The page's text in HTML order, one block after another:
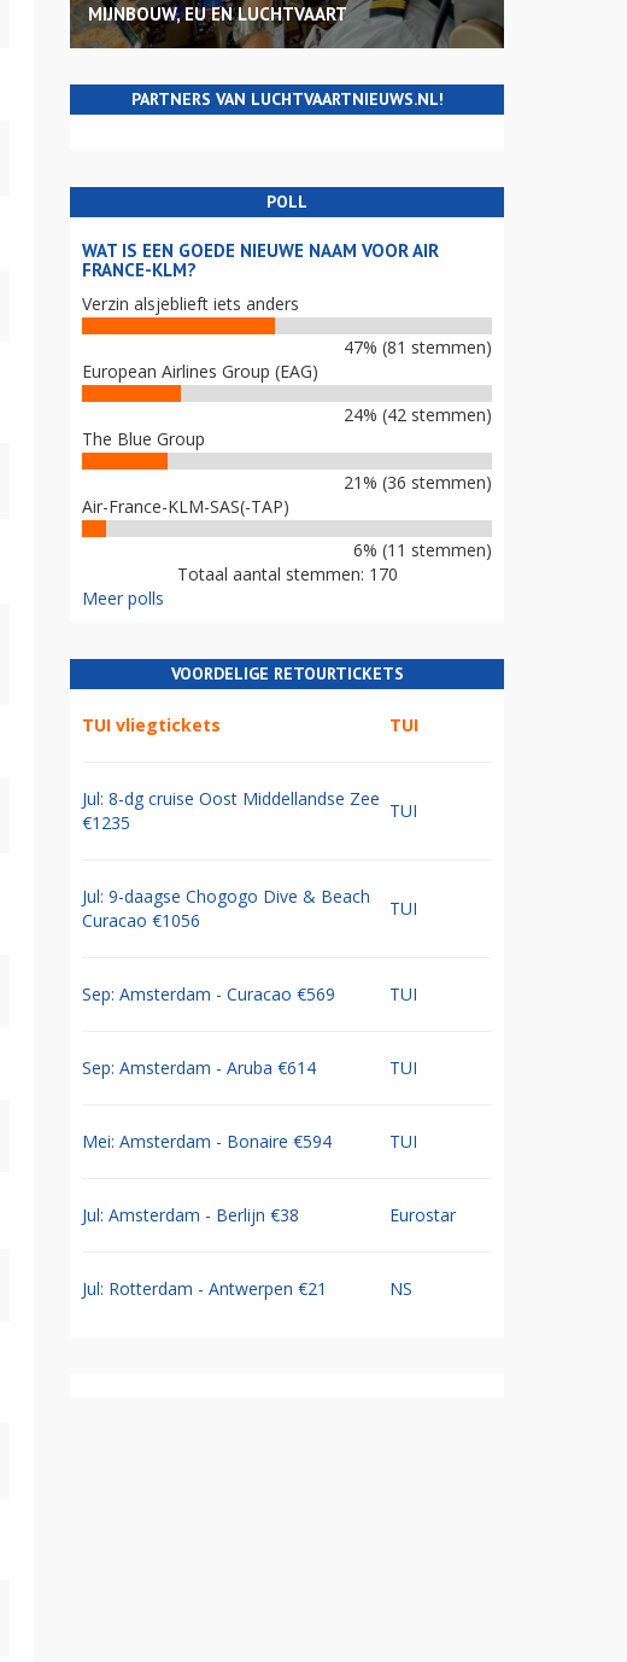
MIJNBOUW, EU EN LUCHTVAART
PARTNERS VAN LUCHTVAARTNIEUWS.NL!
POLL
WAT IS EEN GOEDE NIEUWE NAAM VOOR AIR
FRANCE-KLM?
Verzin alsjeblieft iets anders
47% (81 stemmen)
European Airlines Group (EAG)
24% (42 stemmen)
The Blue Group
21% (36 stemmen)
Air-France-KLM-SAS(-TAP)
6% (11 stemmen)
Totaal aantal stemmen: 170
Meer polls
VOORDELIGE RETOURTICKETS
TUI vliegtickets TUI
Jul: 8-dg cruise Oost Middellandse Zee
€1235
TUI
Jul: 9-daagse Chogogo Dive & Beach
Curacao €1056
TUI
Sep: Amsterdam - Curacao €569 TUI
Sep: Amsterdam - Aruba €614 TUI
Mei: Amsterdam - Bonaire €594 TUI
Jul: Amsterdam - Berlijn €38 Eurostar
Jul: Rotterdam - Antwerpen €21 NS